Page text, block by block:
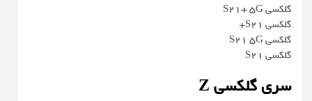
گلکسی S21+ 5G
گلکسی S21+
گلکسی S21 5G
گلکسی S21
سری گلکسی Z